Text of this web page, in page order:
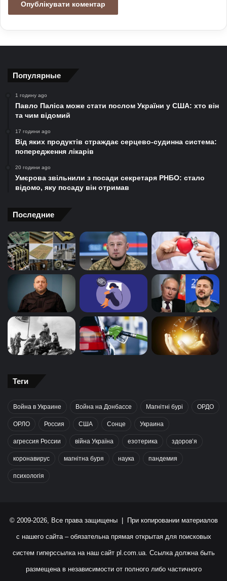
Популярные
1 годину ago
Павло Паліса може стати послом України у США: хто він
та чим відомий
17 години ago
Від яких продуктів страждає серцево-судинна система:
попередження лікарів
20 години ago
Умєрова звільнили з посади секретаря РНБО: стало
відомо, яку посаду він отримав
Последние
Теги
Война в Украине Война на Донбассе Магнітні бурі ОРДО
ОРЛО Россия США Сонце Украина
агрессия России війна Україна езотерика здоров’я
коронавирус магнітна буря наука пандемия
психологія
© 2009-2026, Все права защищены | При копировании материалов
с нашего сайта – обязательна прямая открытая для поисковых
систем гиперссылка на наш сайт pl.com.ua. Ссылка должна быть
размещена в независимости от полного либо частичного